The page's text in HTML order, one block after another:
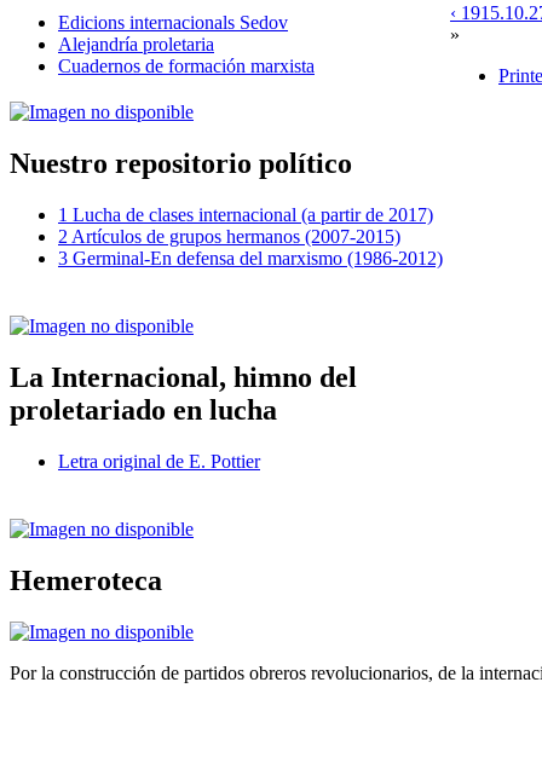
Edicions internacionals Sedov
Alejandría proletaria
Cuadernos de formación marxista
Nuestro repositorio político
1 Lucha de clases internacional (a partir de 2017)
2 Artículos de grupos hermanos (2007-2015)
3 Germinal-En defensa del marxismo (1986-2012)
La Internacional, himno del
proletariado en lucha
Letra original de E. Pottier
Hemeroteca
‹
»
Por la construcción de partidos obreros revolucionarios, de la